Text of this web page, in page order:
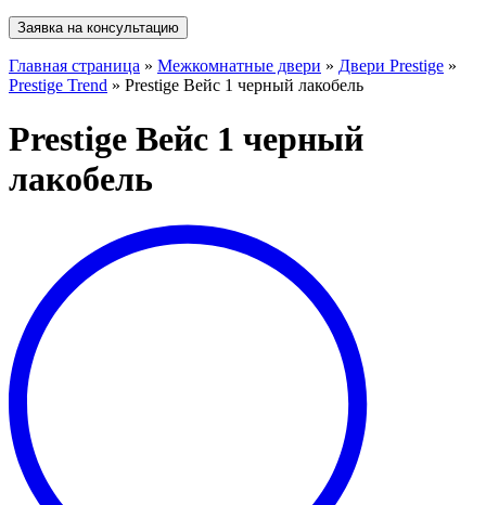
Заявка на консультацию
Главная страница » Межкомнатные двери » Двери Prestige »
Prestige Trend » Prestige Вейс 1 черный лакобель
Prestige Вейс 1 черный
лакобель